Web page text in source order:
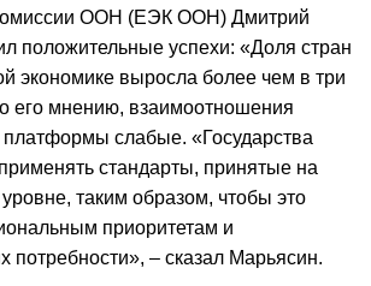
ООН (ЕЭК ООН) Дмитрий
положительные успехи: «Доля стран
экономике выросла более чем в три
его мнению, взаимоотношения
слабые. «Государства
стандарты, принятые на
таким образом, чтобы это
приоритетам и
потребности», – сказал Марьясин.